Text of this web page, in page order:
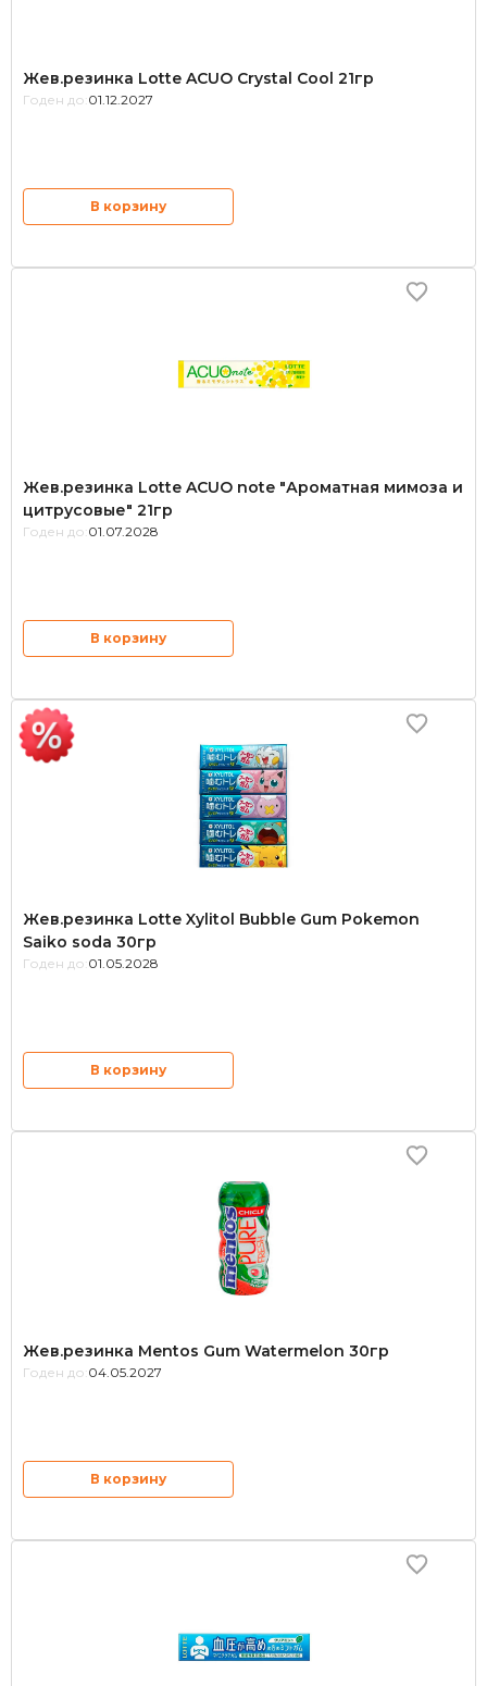
Жев.резинка Lotte ACUO Crystal Cool 21гр
Годен до: 01.12.2027
В корзину
Жев.резинка Lotte ACUO note "Ароматная мимоза и
цитрусовые" 21гр
Годен до: 01.07.2028
В корзину
Жев.резинка Lotte Xylitol Bubble Gum Pokemon
Saiko soda 30гр
Годен до: 01.05.2028
В корзину
Жев.резинка Mentos Gum Watermelon 30гр
Годен до: 04.05.2027
В корзину